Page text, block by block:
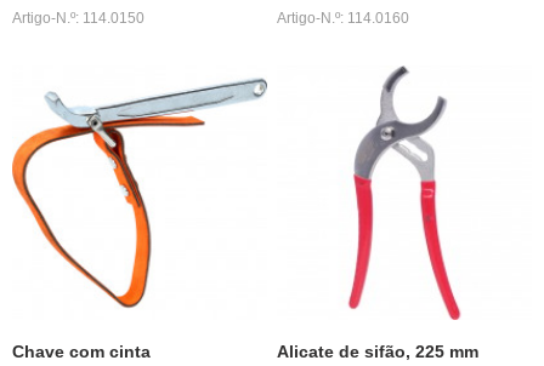
Artigo-N.º: 114.0150 Artigo-N.º: 114.0160
Chave com cinta Alicate de sifão, 225 mm